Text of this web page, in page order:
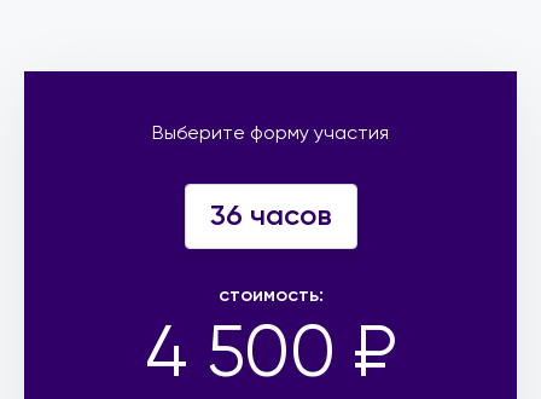
Выберите форму участия
36 часов
стоимость:
4 500 ₽